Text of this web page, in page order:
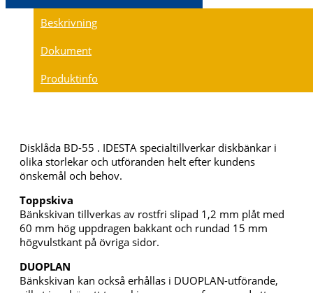
Beskrivning
Dokument
Produktinfo
Disklåda BD-55 . IDESTA specialtillverkar diskbänkar i
olika storlekar och utföranden helt efter kundens
önskemål och behov.
Toppskiva
Bänkskivan tillverkas av rostfri slipad 1,2 mm plåt med
60 mm hög uppdragen bakkant och rundad 15 mm
högvulstkant på övriga sidor.
DUOPLAN
Bänkskivan kan också erhållas i DUOPLAN-utförande,